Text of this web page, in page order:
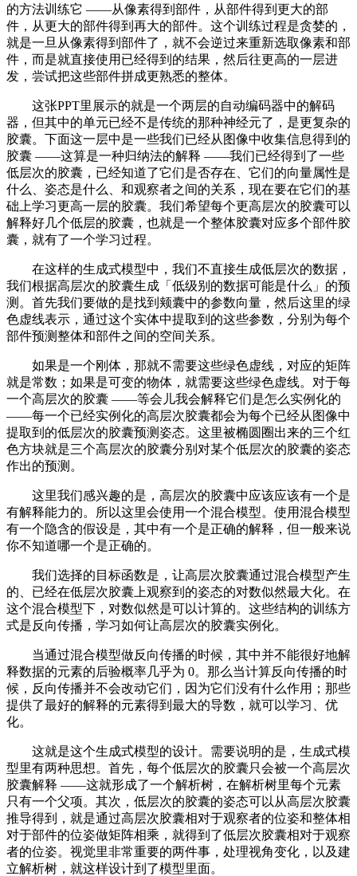
的方法训练它 ——从像素得到部件，从部件得到更大的部
件，从更大的部件得到再大的部件。这个训练过程是贪婪的，
就是一旦从像素得到部件了，就不会逆过来重新选取像素和部
件，而是就直接使用已经得到的结果，然后往更高的一层进
发，尝试把这些部件拼成更熟悉的整体。
这张PPT里展示的就是一个两层的自动编码器中的解码
器，但其中的单元已经不是传统的那种神经元了，是更复杂的
胶囊。下面这一层中是一些我们已经从图像中收集信息得到的
胶囊 ——这算是一种归纳法的解释 ——我们已经得到了一些
低层次的胶囊，已经知道了它们是否存在、它们的向量属性是
什么、姿态是什么、和观察者之间的关系，现在要在它们的基
础上学习更高一层的胶囊。我们希望每个更高层次的胶囊可以
解释好几个低层的胶囊，也就是一个整体胶囊对应多个部件胶
囊，就有了一个学习过程。
在这样的生成式模型中，我们不直接生成低层次的数据，
我们根据高层次的胶囊生成「低级别的数据可能是什么」的预
测。首先我们要做的是找到颊囊中的参数向量，然后这里的绿
色虚线表示，通过这个实体中提取到的这些参数，分别为每个
部件预测整体和部件之间的空间关系。
如果是一个刚体，那就不需要这些绿色虚线，对应的矩阵
就是常数；如果是可变的物体，就需要这些绿色虚线。对于每
一个高层次的胶囊 ——等会儿我会解释它们是怎么实例化的
——每一个已经实例化的高层次胶囊都会为每个已经从图像中
提取到的低层次的胶囊预测姿态。这里被椭圆圈出来的三个红
色方块就是三个高层次的胶囊分别对某个低层次的胶囊的姿态
作出的预测。
这里我们感兴趣的是，高层次的胶囊中应该应该有一个是
有解释能力的。所以这里会使用一个混合模型。使用混合模型
有一个隐含的假设是，其中有一个是正确的解释，但一般来说
你不知道哪一个是正确的。
我们选择的目标函数是，让高层次胶囊通过混合模型产生
的、已经在低层次胶囊上观察到的姿态的对数似然最大化。在
这个混合模型下，对数似然是可以计算的。这些结构的训练方
式是反向传播，学习如何让高层次的胶囊实例化。
当通过混合模型做反向传播的时候，其中并不能很好地解
释数据的元素的后验概率几乎为 0。那么当计算反向传播的时
候，反向传播并不会改动它们，因为它们没有什么作用；那些
提供了最好的解释的元素得到最大的导数，就可以学习、优
化。
这就是这个生成式模型的设计。需要说明的是，生成式模
型里有两种思想。首先，每个低层次的胶囊只会被一个高层次
胶囊解释 ——这就形成了一个解析树，在解析树里每个元素
只有一个父项。其次，低层次的胶囊的姿态可以从高层次胶囊
推导得到，就是通过高层次胶囊相对于观察者的位姿和整体相
对于部件的位姿做矩阵相乘，就得到了低层次胶囊相对于观察
者的位姿。视觉里非常重要的两件事，处理视角变化，以及建
立解析树，就这样设计到了模型里面。